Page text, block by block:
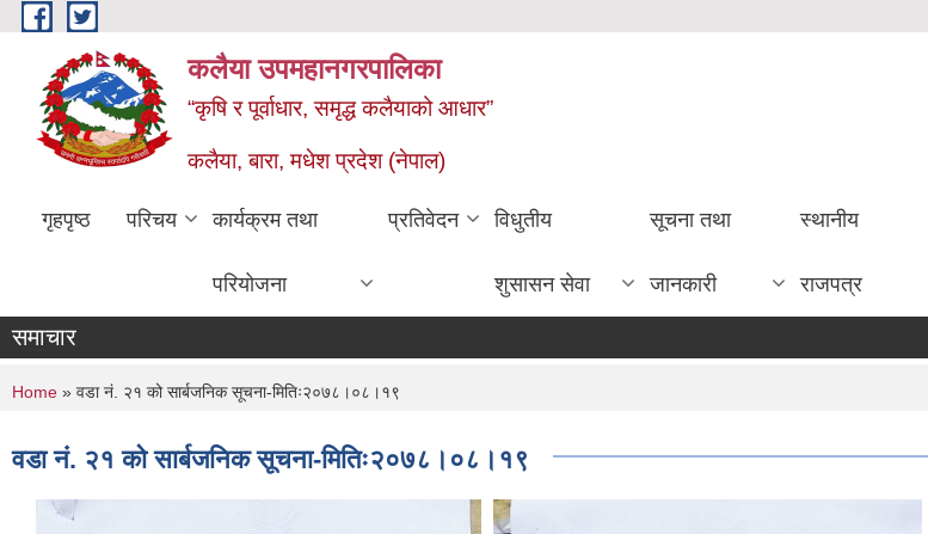
Skip to main content
कलैया उपमहानगरपालिका
“कृषि र पूर्वाधार, समृद्ध कलैयाको आधार”
कलैया, बारा, मधेश प्रदेश (नेपाल)
गृहपृष्ठ परिचय कार्यक्रम तथा
परियोजना
प्रतिवेदन विधुतीय
शुसासन सेवा
सूचना तथा
जानकारी
स्थानीय
राजपत्र
समाचार
You are here
Home » वडा नं. २१ को सार्बजनिक सूचना-मितिः२०७८।०८।१९
वडा नं. २१ को सार्बजनिक सूचना-मितिः२०७८।०८।१९